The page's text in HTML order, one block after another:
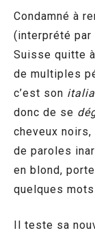
Condamné à
(interprété
Suisse quitte
de multiples
c’est son
donc de se
cheveux
de paroles
en blond,
quelques mots
Il teste sa